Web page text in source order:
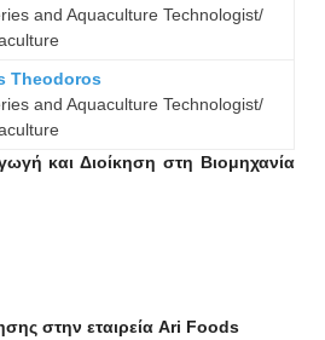
and Aquaculture Technologist/
Theodoros
and Aquaculture Technologist/
και Διοίκηση στη Βιομηχανία
στην εταιρεία Ari Foods